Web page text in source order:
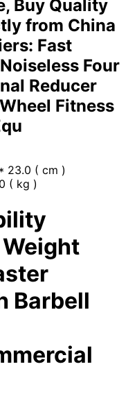
Buy Quality
from China
Fast
Four
Reducer
Fitness
23.0 ( cm )
( kg )
Barbell